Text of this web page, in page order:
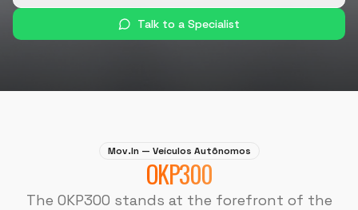
Talk to a Specialist
Mov.In — Veículos Autônomos
OKP300
The OKP300 stands at the forefront of the